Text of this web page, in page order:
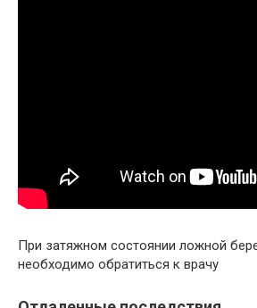
При затяжном состоянии ложной
необходимо обратиться к врачу